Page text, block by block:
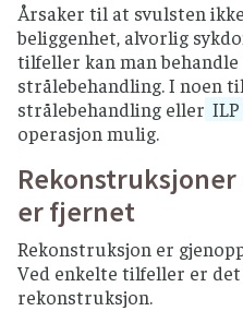
Årsaker til at svulsten
beliggenhet, alvorlig
tilfeller kan man
strålebehandling. I noen
strålebehandling eller ILP
operasjon mulig.
er fjernet
Rekonstruksjon er
Ved enkelte tilfeller er
rekonstruksjon.